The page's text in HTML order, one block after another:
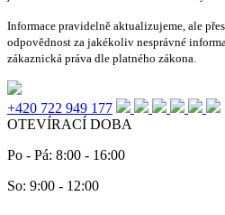
Informace pravidelně aktualizujeme, ale
odpovědnost za jakékoliv nesprávné
zákaznická práva dle platného zákona.
+420 722 949 177
OTEVÍRACÍ DOBA
Po - Pá: 8:00 - 16:00
So: 9:00 - 12:00